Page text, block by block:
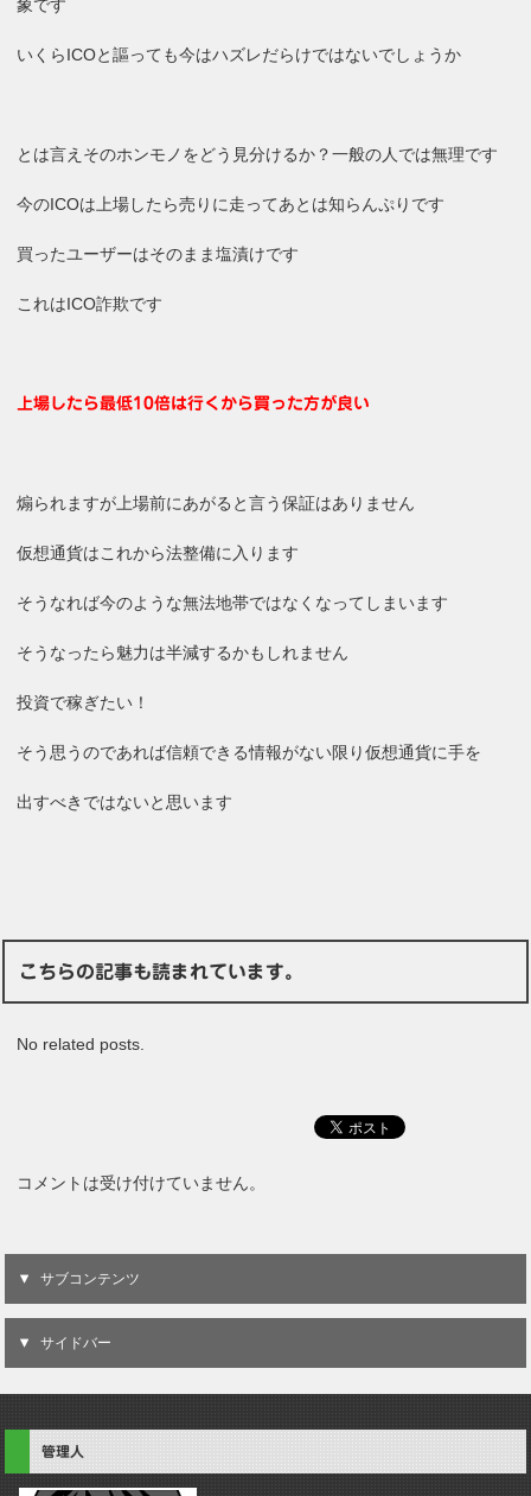
象です
いくらICOと謳っても今はハズレだらけではないでしょうか
とは言えそのホンモノをどう見分けるか？一般の人では無理です
今のICOは上場したら売りに走ってあとは知らんぷりです
買ったユーザーはそのまま塩漬けです
これはICO詐欺です
上場したら最低10倍は行くから買った方が良い
煽られますが上場前にあがると言う保証はありません
仮想通貨はこれから法整備に入ります
そうなれば今のような無法地帯ではなくなってしまいます
そうなったら魅力は半減するかもしれません
投資で稼ぎたい！
そう思うのであれば信頼できる情報がない限り仮想通貨に手を
出すべきではないと思います
こちらの記事も読まれています。
No related posts.
コメントは受け付けていません。
サブコンテンツ
サイドバー
管理人